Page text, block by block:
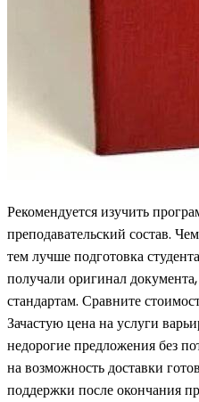
Рекомендуется изучить
преподавательский состав.
тем лучше подготовка
получали оригинал
стандартам. Сравните
Зачастую цена на услуги
недорогие предложения без
на возможность доставки
поддержки после окончания